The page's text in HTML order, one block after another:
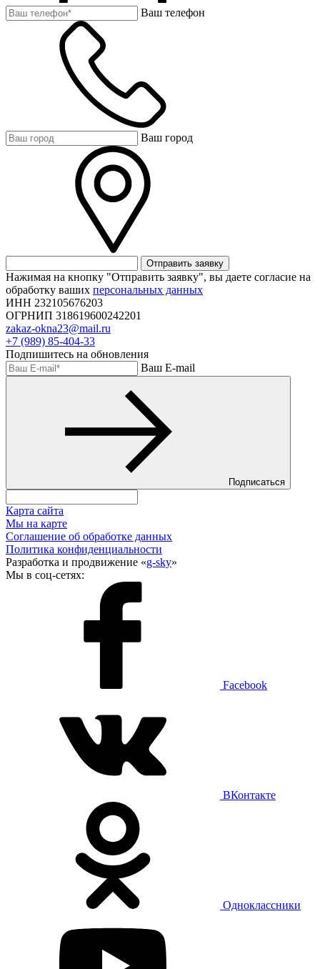
Ваш телефон
Ваш город
Отправить заявку
Нажимая на кнопку "Отправить заявку", вы даете согласие на
обработку ваших персональных данных
ИНН 232105676203
ОГРНИП 318619600242201
zakaz-okna23@mail.ru
+7 (989) 85-404-33
Подпишитесь на обновления
Ваш E-mail
Подписаться
Карта сайта
Мы на карте
Соглашение об обработке данных
Политика конфиденциальности
Разработка и продвижение «g-sky»
Мы в соц-сетях:
Facebook
ВКонтакте
Одноклассники